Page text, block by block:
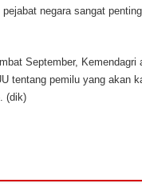
negara sangat
September, Kemendagri
tentang pemilu yang akan
(dik)